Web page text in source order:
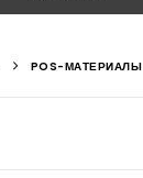
POS-МАТЕРИАЛЫ